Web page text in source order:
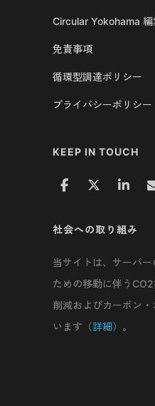
Circular Yokohama 編
免責事項
循環型調達ポリシー
プライバシーポリシー
KEEP IN TOUCH
社会への取り組み
当サイトは、サーバ
ための移動に伴う
削減およびカーボン
います（詳細）。